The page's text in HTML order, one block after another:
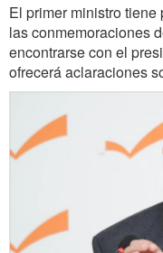
El primer ministro
las conmemoraciones
encontrarse con el
ofrecerá aclaraciones